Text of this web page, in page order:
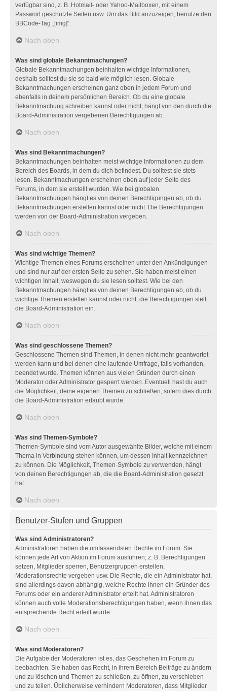
verfügbar sind, z. B. Hotmail- oder Yahoo-Mailboxen, mit einem
Passwort geschützte Seiten usw. Um das Bild anzuzeigen, benutze den
BBCode-Tag „[img]“.
Nach oben
Was sind globale Bekanntmachungen?
Globale Bekanntmachungen beinhalten wichtige Informationen,
deshalb solltest du sie so bald wie möglich lesen. Globale
Bekanntmachungen erscheinen ganz oben in jedem Forum und
ebenfalls in deinem persönlichen Bereich. Ob du eine globale
Bekanntmachung schreiben kannst oder nicht, hängt von den durch die
Board-Administration vergebenen Berechtigungen ab.
Nach oben
Was sind Bekanntmachungen?
Bekanntmachungen beinhalten meist wichtige Informationen zu dem
Bereich des Boards, in dem du dich befindest. Du solltest sie stets
lesen. Bekanntmachungen erscheinen oben auf jeder Seite des
Forums, in dem sie erstellt wurden. Wie bei globalen
Bekanntmachungen hängt es von deinen Berechtigungen ab, ob du
Bekanntmachungen erstellen kannst oder nicht. Die Berechtigungen
werden von der Board-Administration vergeben.
Nach oben
Was sind wichtige Themen?
Wichtige Themen eines Forums erscheinen unter den Ankündigungen
und sind nur auf der ersten Seite zu sehen. Sie haben meist einen
wichtigen Inhalt, weswegen du sie lesen solltest. Wie bei den
Bekanntmachungen hängt es von deinen Berechtigungen ab, ob du
wichtige Themen erstellen kannst oder nicht; die Berechtigungen stellt
die Board-Administration ein.
Nach oben
Was sind geschlossene Themen?
Geschlossene Themen sind Themen, in denen nicht mehr geantwortet
werden kann und bei denen eine laufende Umfrage, falls vorhanden,
beendet wurde. Themen können aus vielen Gründen durch einen
Moderator oder Administrator gesperrt werden. Eventuell hast du auch
die Möglichkeit, deine eigenen Themen zu schließen, sofern dies durch
die Board-Administration erlaubt wurde.
Nach oben
Was sind Themen-Symbole?
Themen-Symbole sind vom Autor ausgewählte Bilder, welche mit einem
Thema in Verbindung stehen können, um dessen Inhalt kennzeichnen
zu können. Die Möglichkeit, Themen-Symbole zu verwenden, hängt
von deinen Berechtigungen ab, die die Board-Administration gesetzt
hat.
Nach oben
Benutzer-Stufen und Gruppen
Was sind Administratoren?
Administratoren haben die umfassendsten Rechte im Forum. Sie
können jede Art von Aktion im Forum ausführen; z. B. Berechtigungen
setzen, Mitglieder sperren, Benutzergruppen erstellen,
Moderationsrechte vergeben usw. Die Rechte, die ein Administrator hat,
sind allerdings davon abhängig, welche Rechte ihnen ein Gründer des
Forums oder ein anderer Administrator erteilt hat. Administratoren
können auch volle Moderationsberechtigungen haben, wenn ihnen das
entsprechende Recht erteilt wurde.
Nach oben
Was sind Moderatoren?
Die Aufgabe der Moderatoren ist es, das Geschehen im Forum zu
beobachten. Sie haben das Recht, in ihrem Bereich Beiträge zu ändern
und zu löschen und Themen zu schließen, zu öffnen, zu verschieben
und zu teilen. Üblicherweise verhindern Moderatoren, dass Mitglieder